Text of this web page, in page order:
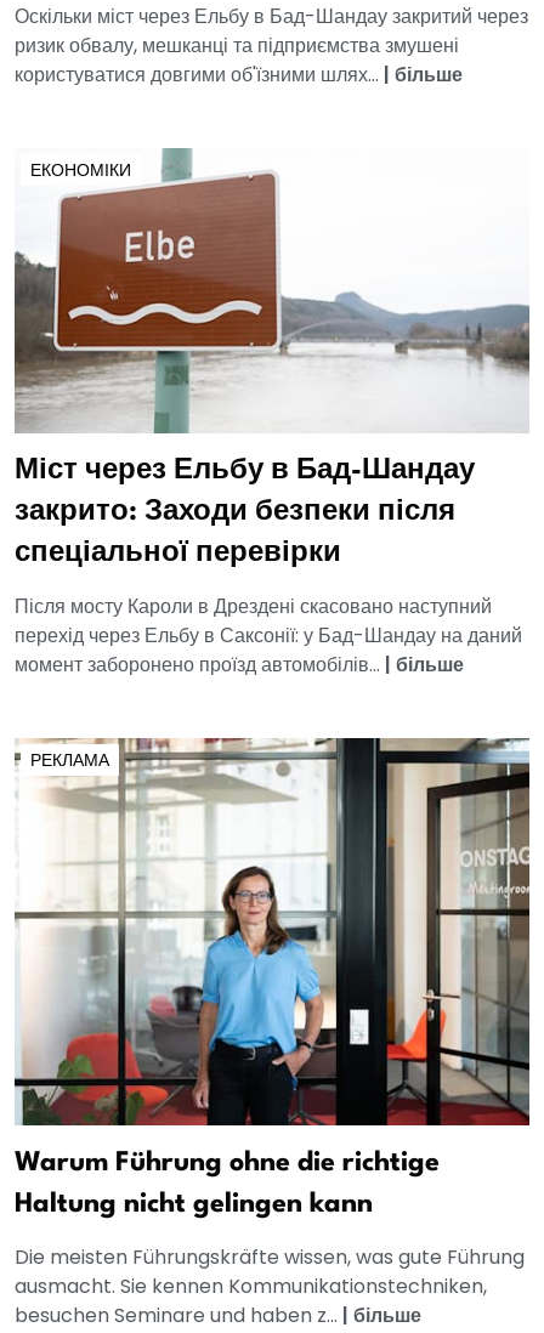
Оскільки міст через Ельбу в Бад-Шандау закритий через
ризик обвалу, мешканці та підприємства змушені
користуватися довгими об'їзними шлях... | більше
ЕКОНОМІКИ
Міст через Ельбу в Бад-Шандау
закрито: Заходи безпеки після
спеціальної перевірки
Після мосту Кароли в Дрездені скасовано наступний
перехід через Ельбу в Саксонії: у Бад-Шандау на даний
момент заборонено проїзд автомобілів... | більше
РЕКЛАМА
Warum Führung ohne die richtige
Haltung nicht gelingen kann
Die meisten Führungskräfte wissen, was gute Führung
ausmacht. Sie kennen Kommunikationstechniken,
besuchen Seminare und haben z... | більше